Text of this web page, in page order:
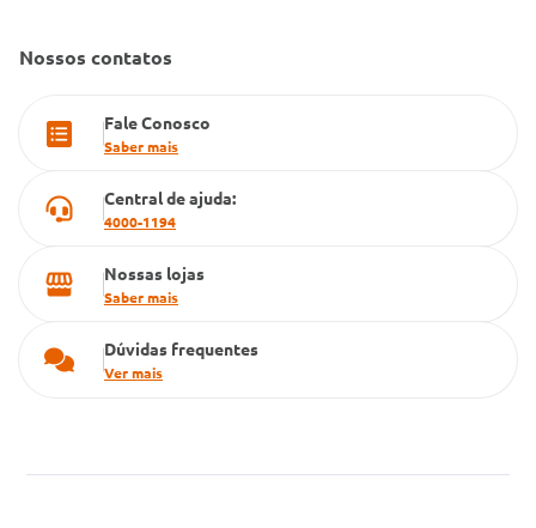
Cartão Grupo Conde
Nossos contatos
Fale Conosco
Saber mais
Central de ajuda:
4000-1194
Nossas lojas
Saber mais
Dúvidas frequentes
Ver mais